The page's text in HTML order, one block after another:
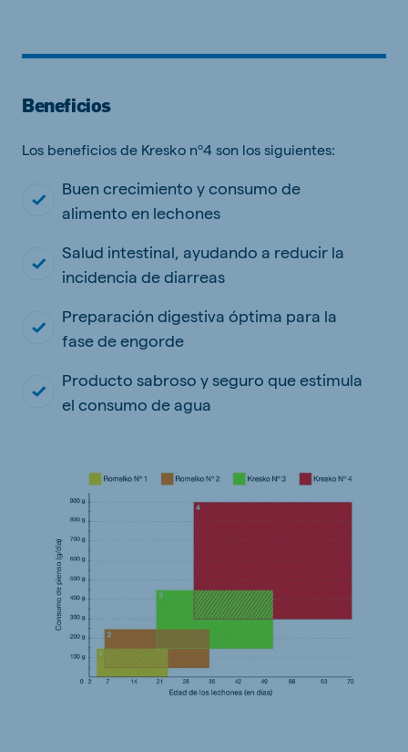
Beneficios
Los beneficios de Kresko nº4 son los siguientes:
Buen crecimiento y consumo de
alimento en lechones
Salud intestinal, ayudando a reducir la
incidencia de diarreas
Preparación digestiva óptima para la
fase de engorde
Producto sabroso y seguro que estimula
el consumo de agua